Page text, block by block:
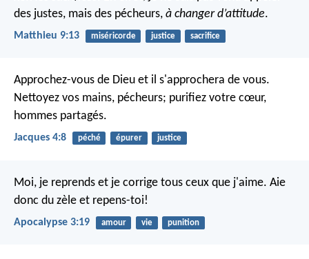
des justes, mais des pécheurs, à changer d’attitude.
Matthieu 9:13 miséricorde justice sacrifice
Approchez-vous de Dieu et il s'approchera de vous.
Nettoyez vos mains, pécheurs; purifiez votre cœur,
hommes partagés.
Jacques 4:8 péché épurer justice
Moi, je reprends et je corrige tous ceux que j'aime. Aie
donc du zèle et repens-toi!
Apocalypse 3:19 amour vie punition